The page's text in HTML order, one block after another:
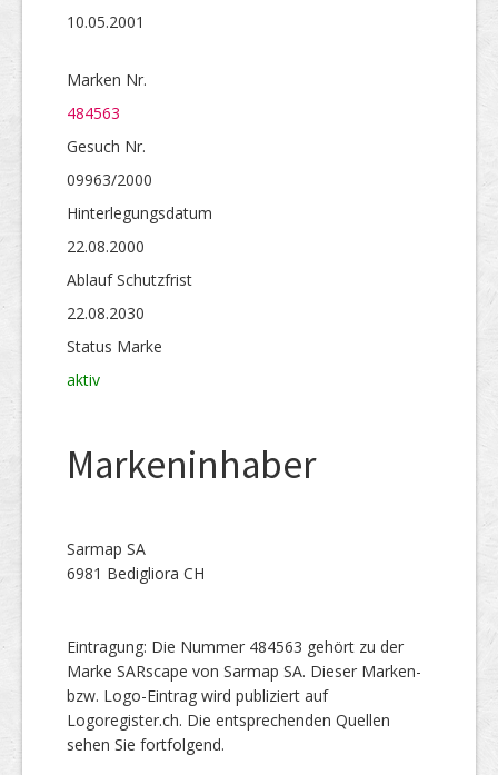
10.05.2001
Marken Nr.
484563
Gesuch Nr.
09963/2000
Hinterlegungs­datum
22.08.2000
Ablauf Schutzfrist
22.08.2030
Status Marke
aktiv
Markeninhaber
Sarmap SA
6981 Bedigliora CH
Eintragung: Die Nummer 484563 gehört zu der
Marke SARscape von Sarmap SA. Dieser Marken-
bzw. Logo-Eintrag wird publiziert auf
Logoregister.ch. Die entsprechenden Quellen
sehen Sie fortfolgend.